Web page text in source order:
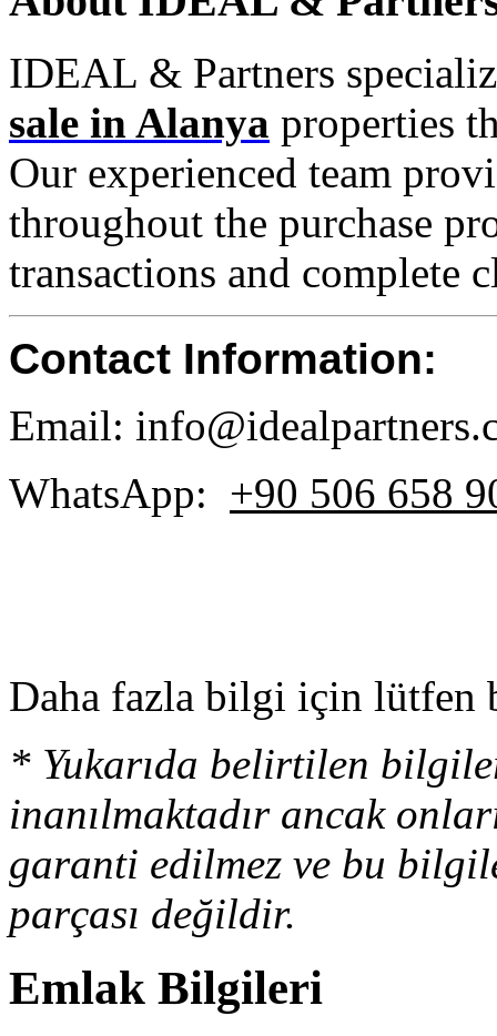
IDEAL & Partners
sale in Alanya properties
Our experienced team
throughout the purchase
transactions and complete
Contact Information:
Email:
WhatsApp: +90 506 658
Daha fazla bilgi için lütfen
* Yukarıda belirtilen
inanılmaktadır ancak
garanti edilmez ve bu
parçası değildir.
Emlak Bilgileri